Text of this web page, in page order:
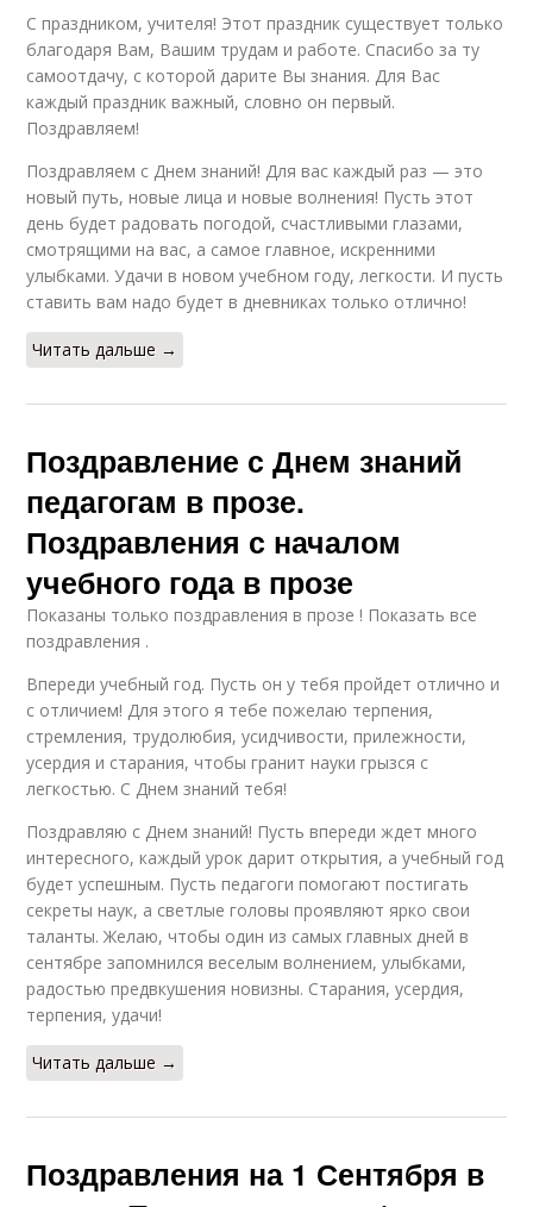
С праздником, учителя! Этот праздник существует только
благодаря Вам, Вашим трудам и работе. Спасибо за ту
самоотдачу, с которой дарите Вы знания. Для Вас
каждый праздник важный, словно он первый.
Поздравляем!
Поздравляем с Днем знаний! Для вас каждый раз — это
новый путь, новые лица и новые волнения! Пусть этот
день будет радовать погодой, счастливыми глазами,
смотрящими на вас, а самое главное, искренними
улыбками. Удачи в новом учебном году, легкости. И пусть
ставить вам надо будет в дневниках только отлично!
Читать дальше →
Поздравление с Днем знаний
педагогам в прозе.
Поздравления с началом
учебного года в прозе
Показаны только поздравления в прозе ! Показать все
поздравления .
Впереди учебный год. Пусть он у тебя пройдет отлично и
с отличием! Для этого я тебе пожелаю терпения,
стремления, трудолюбия, усидчивости, прилежности,
усердия и старания, чтобы гранит науки грызся с
легкостью. С Днем знаний тебя!
Поздравляю с Днем знаний! Пусть впереди ждет много
интересного, каждый урок дарит открытия, а учебный год
будет успешным. Пусть педагоги помогают постигать
секреты наук, а светлые головы проявляют ярко свои
таланты. Желаю, чтобы один из самых главных дней в
сентябре запомнился веселым волнением, улыбками,
радостью предвкушения новизны. Старания, усердия,
терпения, удачи!
Читать дальше →
Поздравления на 1 Сентября в